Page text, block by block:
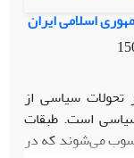
میدانی پرداخته
سیاسی به‌عنوان
مؤثر بر جایگاه
می‌دهد طبقات
اجتماعی، در
یا اصولگرا
ایران، امکان
اسلامی ایران
سیاسی از
است. طبقات
می‌شوند که در